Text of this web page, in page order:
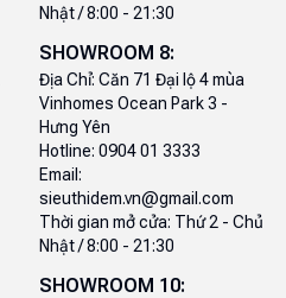
Nhật / 8:00 - 21:30
SHOWROOM 8:
Địa Chỉ: Căn 71 Đại lộ 4 mùa
Vinhomes Ocean Park 3 -
Hưng Yên
Hotline: 0904 01 3333
Email:
sieuthidem.vn@gmail.com
Thời gian mở cửa: Thứ 2 - Chủ
Nhật / 8:00 - 21:30
SHOWROOM 10: